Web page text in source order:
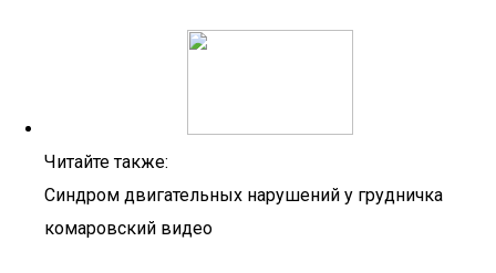
Читайте также:
Синдром двигательных нарушений у грудничка
комаровский видео